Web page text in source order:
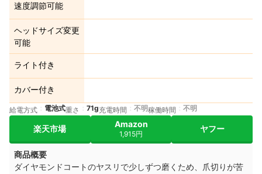
速度調節可能
ヘッドサイズ変更
可能
ライト付き
カバー付き
給電方式 電池式重さ 71g充電時間 不明稼働時間 不明
楽天市場 Amazon
1,915円
ヤフー
商品概要
ダイヤモンドコートのヤスリで少しずつ磨くため、爪切りが苦